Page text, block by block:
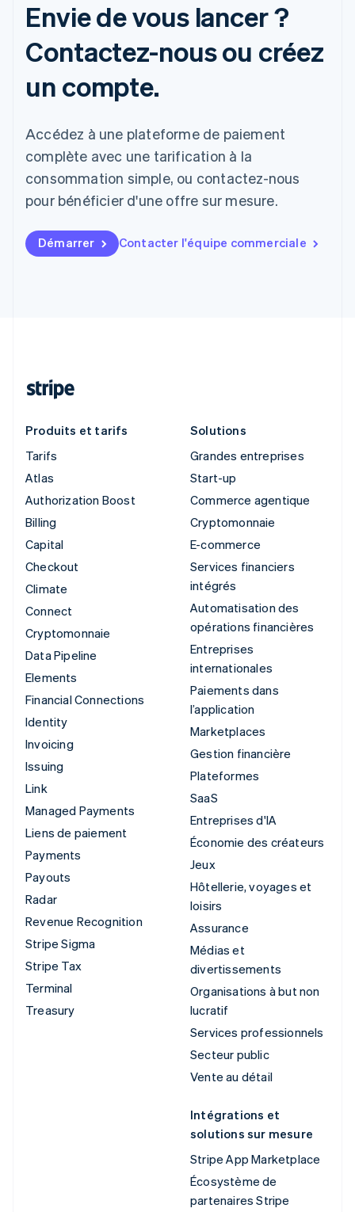
Envie de vous lancer ?
Contactez-nous ou créez
un compte.
Accédez à une plateforme de paiement
complète avec une tarification à la
consommation simple, ou contactez-nous
pour bénéficier d'une offre sur mesure.
Démarrer Contacter l'équipe commerciale
Produits et tarifs
Tarifs
Atlas
Authorization Boost
Billing
Capital
Checkout
Climate
Connect
Cryptomonnaie
Data Pipeline
Elements
Financial Connections
Identity
Invoicing
Issuing
Link
Managed Payments
Liens de paiement
Payments
Payouts
Radar
Revenue Recognition
Stripe Sigma
Stripe Tax
Terminal
Treasury
Solutions
Grandes entreprises
Start-up
Commerce agentique
Cryptomonnaie
E-commerce
Services financiers
intégrés
Automatisation des
opérations financières
Entreprises
internationales
Paiements dans
l’application
Marketplaces
Gestion financière
Plateformes
SaaS
Entreprises d'IA
Économie des créateurs
Jeux
Hôtellerie, voyages et
loisirs
Assurance
Médias et
divertissements
Organisations à but non
lucratif
Services professionnels
Secteur public
Vente au détail
Intégrations et
solutions sur mesure
Stripe App Marketplace
Écosystème de
partenaires Stripe